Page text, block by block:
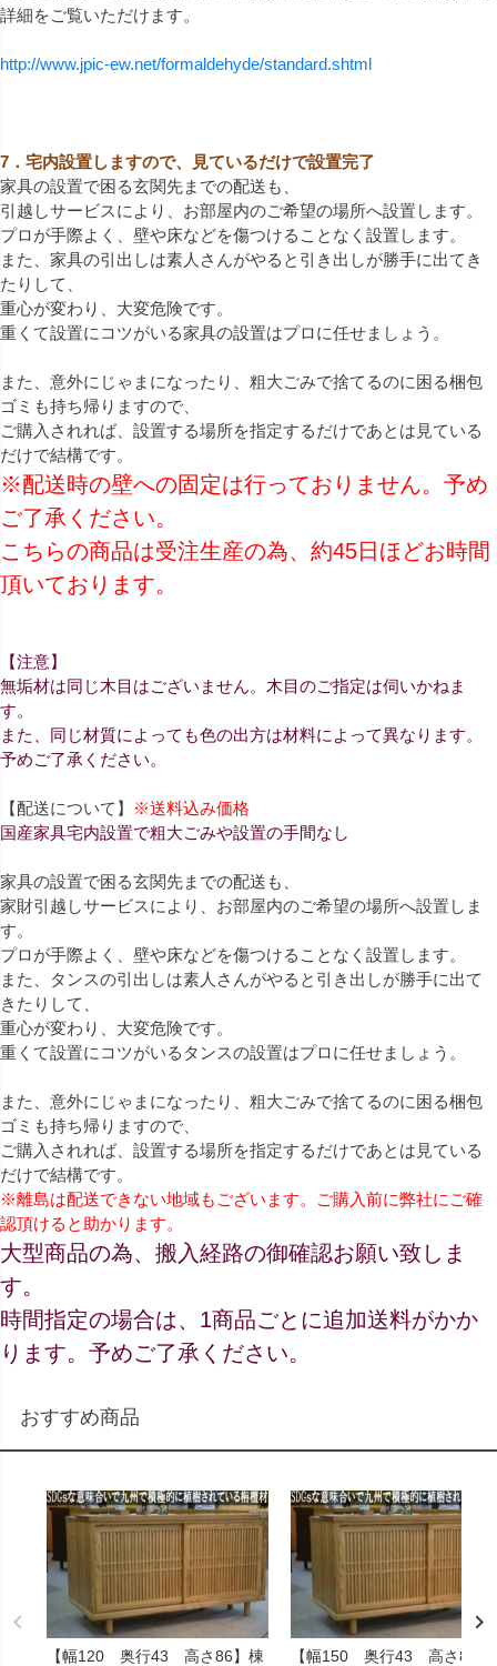
詳細をご覧いただけます。
http://www.jpic-ew.net/formaldehyde/standard.shtml
7．宅内設置しますので、見ているだけで設置完了
家具の設置で困る玄関先までの配送も、
引越しサービスにより、お部屋内のご希望の場所へ設置します。
プロが手際よく、壁や床などを傷つけることなく設置します。
また、家具の引出しは素人さんがやると引き出しが勝手に出てき
たりして、
重心が変わり、大変危険です。
重くて設置にコツがいる家具の設置はプロに任せましょう。
また、意外にじゃまになったり、粗大ごみで捨てるのに困る梱包
ゴミも持ち帰りますので、
ご購入されれば、設置する場所を指定するだけであとは見ている
だけで結構です。
※配送時の壁への固定は行っておりません。予め
ご了承ください。
こちらの商品は受注生産の為、約45日ほどお時間
頂いております。
【注意】
無垢材は同じ木目はございません。木目のご指定は伺いかねま
す。
また、同じ材質によっても色の出方は材料によって異なります。
予めご了承ください。
【配送について】
※送料込み価格
国産家具宅内設置で粗大ごみや設置の手間なし
家具の設置で困る玄関先までの配送も、
家財引越しサービスにより、お部屋内のご希望の場所へ設置しま
す。
プロが手際よく、壁や床などを傷つけることなく設置します。
また、タンスの引出しは素人さんがやると引き出しが勝手に出て
きたりして、
重心が変わり、大変危険です。
重くて設置にコツがいるタンスの設置はプロに任せましょう。
また、意外にじゃまになったり、粗大ごみで捨てるのに困る梱包
ゴミも持ち帰りますので、
ご購入されれば、設置する場所を指定するだけであとは見ている
だけで結構です。
※離島は配送できない地域もございます。ご購入前に弊社にご確
認頂けると助かります。
大型商品の為、搬入経路の御確認お願い致しま
す。
時間指定の場合は、1商品ごとに追加送料がかか
ります。予めご了承ください。
おすすめ商品
【幅120 奥行43 高さ86】棟
【幅150 奥行43 高さ86】